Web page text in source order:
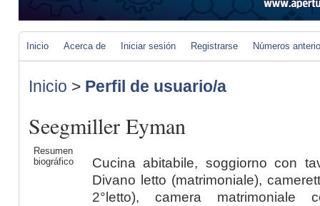
Inicio Acerca de Iniciar sesión Registrarse Números
Inicio > Perfil de usuario/a
Seegmiller Eyman
Resumen
biográfico
Cucina abitabile, soggiorno con
Divano letto (matrimoniale),
2°letto), camera matrimoniale